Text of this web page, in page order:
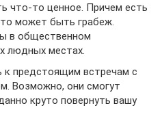
что-то ценное. Причем есть
может быть грабеж.
в общественном
людных местах.
к предстоящим встречам с
Возможно, они смогут
круто повернуть вашу